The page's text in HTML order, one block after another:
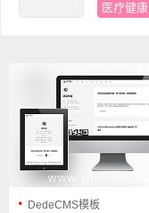
医疗健康
DedeCMS模板